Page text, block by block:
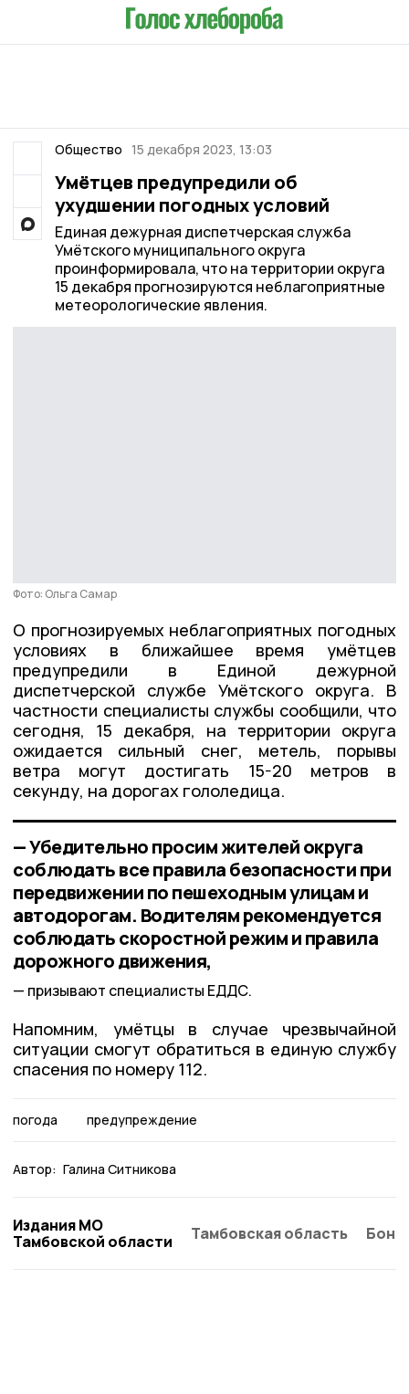
Общество 15 декабря 2023, 13:03
Умётцев предупредили об
ухудшении погодных условий
Единая дежурная диспетчерская служба
Умётского муниципального округа
проинформировала, что на территории округа
15 декабря прогнозируются неблагоприятные
метеорологические явления.
Фото: Ольга Самар
О прогнозируемых неблагоприятных погодных
условиях в ближайшее время умётцев
предупредили в Единой дежурной
диспетчерской службе Умётского округа. В
частности специалисты службы сообщили, что
сегодня, 15 декабря, на территории округа
ожидается сильный снег, метель, порывы
ветра могут достигать 15-20 метров в
секунду, на дорогах гололедица.
— Убедительно просим жителей округа
соблюдать все правила безопасности при
передвижении по пешеходным улицам и
автодорогам. Водителям рекомендуется
соблюдать скоростной режим и правила
дорожного движения,
призывают специалисты ЕДДС.
Напомним, умётцы в случае чрезвычайной
ситуации смогут обратиться в единую службу
спасения по номеру 112.
погода предупреждение
Автор: Галина Ситникова
Издания МО
Тамбовской области
Тамбовская область